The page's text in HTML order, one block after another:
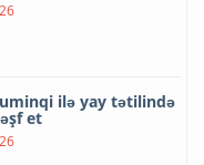
ilə yay tətilində
et